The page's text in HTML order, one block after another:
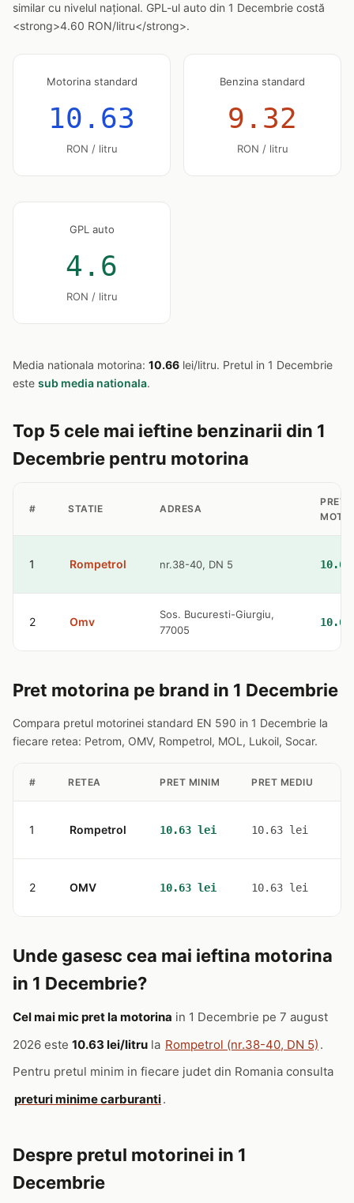
similar cu nivelul național. GPL-ul auto din 1 Decembrie costă
<strong>4.60 RON/litru</strong>.
Motorina standard
10.63
RON / litru
Benzina standard
9.32
RON / litru
GPL auto
4.6
RON / litru
Media nationala motorina: 10.66 lei/litru. Pretul in 1 Decembrie
este sub media nationala.
Top 5 cele mai ieftine benzinarii din 1
Decembrie pentru motorina
# STATIE ADRESA
PRET
1 Rompetrol nr.38-40, DN 5
2 Omv
Sos. Bucuresti-Giurgiu,
77005
Pret motorina pe brand in 1 Decembrie
Compara pretul motorinei standard EN 590 in 1 Decembrie la
fiecare retea: Petrom, OMV, Rompetrol, MOL, Lukoil, Socar.
# RETEA PRET MINIM PRET MEDIU
1 Rompetrol 10.63 lei 10.63 lei
2 OMV 10.63 lei 10.63 lei
Unde gasesc cea mai ieftina motorina
in 1 Decembrie?
Cel mai mic pret la motorina in 1 Decembrie pe 7 august
2026 este 10.63 lei/litru la Rompetrol (nr.38-40, DN 5) .
Pentru pretul minim in fiecare judet din Romania consulta
preturi minime carburanti.
Despre pretul motorinei in 1
Decembrie